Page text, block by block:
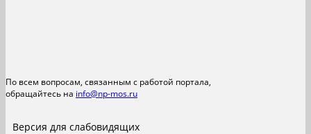
По всем вопросам, связанным с работой портала,
обращайтесь на info@np-mos.ru
Версия для слабовидящих